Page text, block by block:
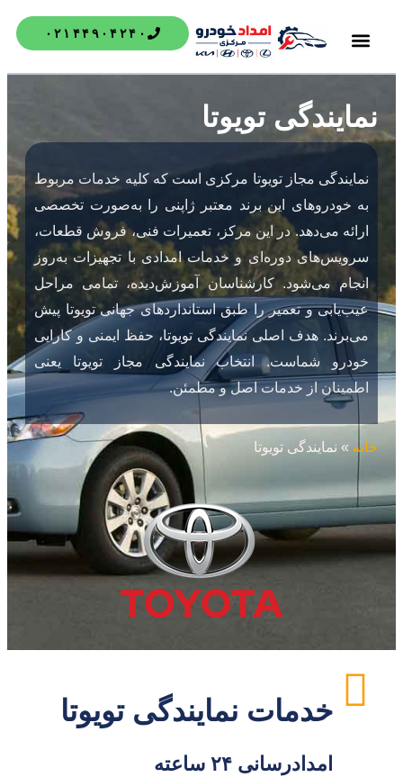
۰۲۱۴۴۹۰۴۲۴۰
نمایندگی تویوتا
نمایندگی مجاز تویوتا مرکزی است که کلیه خدمات مربوط
به خودروهای این برند معتبر ژاپنی را به‌صورت تخصصی
ارائه می‌دهد. در این مرکز، تعمیرات فنی، فروش قطعات،
سرویس‌های دوره‌ای و خدمات امدادی با تجهیزات به‌روز
انجام می‌شود. کارشناسان آموزش‌دیده، تمامی مراحل
عیب‌یابی و تعمیر را طبق استانداردهای جهانی تویوتا پیش
می‌برند. هدف اصلی نمایندگی تویوتا، حفظ ایمنی و کارایی
خودرو شماست. انتخاب نمایندگی مجاز تویوتا یعنی
اطمینان از خدمات اصل و مطمئن.
خانه » نمایندگی تویوتا
خدمات نمایندگی تویوتا
امدادرسانی ۲۴ ساعته